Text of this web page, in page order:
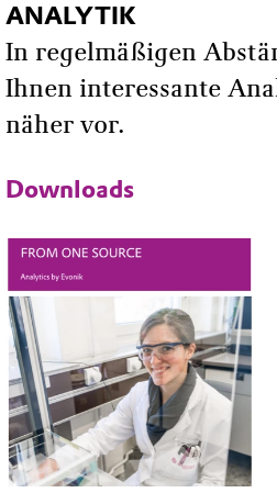
ANALYTIK
In regelmäßigen
Ihnen interessante
näher vor.
Downloads